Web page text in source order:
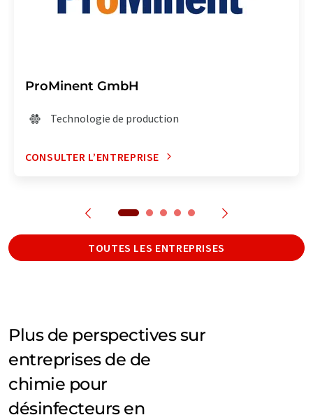
ProMinent GmbH
Technologie de production
CONSULTER L’ENTREPRISE
TOUTES LES ENTREPRISES
Plus de perspectives sur
entreprises de de
chimie pour
désinfecteurs en